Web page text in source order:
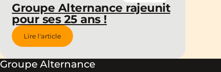
Groupe Alternance rajeunit
pour ses 25 ans !
Lire l'article
Groupe Alternance